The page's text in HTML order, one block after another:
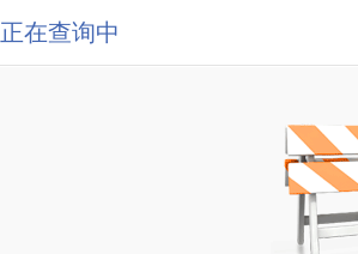
正在查询中